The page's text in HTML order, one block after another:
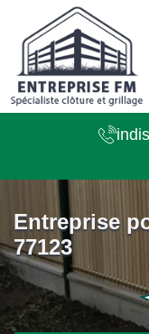
Entreprise
77123